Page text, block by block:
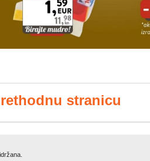
stranicu